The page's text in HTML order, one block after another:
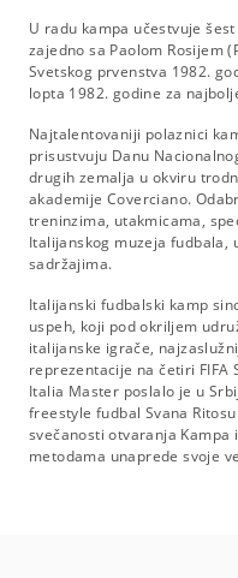
U radu kampa učestvuje
zajedno sa Paolom Rosijem
Svetskog prvenstva 1982.
lopta 1982. godine za
Najtalentovaniji polaznici
prisustvuju Danu
drugih zemalja u okviru
akademije Coverciano.
treninzima, utakmicama,
Italijanskog muzeja fudbala,
sadržajima.
Italijanski fudbalski kamp
uspeh, koji pod okriljem
italijanske igrače,
reprezentacije na četiri FIFA
Italia Master poslalo je u
freestyle fudbal Svana
svečanosti otvaranja Kampa
metodama unaprede svoje